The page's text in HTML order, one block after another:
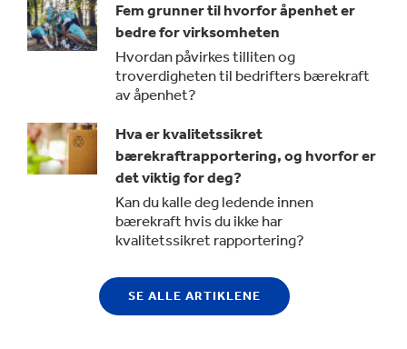
Fem grunner til hvorfor åpenhet er
bedre for virksomheten
Hvordan påvirkes tilliten og
troverdigheten til bedrifters bærekraft
av åpenhet?
Hva er kvalitetssikret
bærekraftrapportering, og hvorfor er
det viktig for deg?
Kan du kalle deg ledende innen
bærekraft hvis du ikke har
kvalitetssikret rapportering?
SE ALLE ARTIKLENE